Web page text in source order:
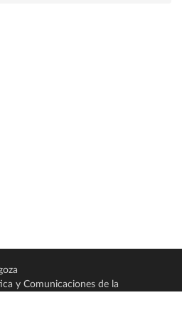
y Comunicaciones de la